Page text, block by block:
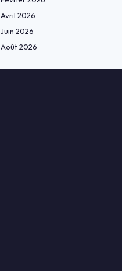
Avril 2026
Juin 2026
Août 2026